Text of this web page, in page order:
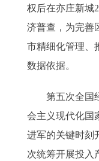
权后在亦庄新城
济普查，为完善
市精细化管理、
数据依据。
第五次全国经
会主义现代化国
进军的关键时刻
次统筹开展投入